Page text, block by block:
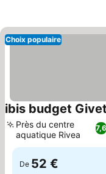
Choix populaire
ibis budget Givet
7,6
Près du centre
aquatique Rivea
De 52 €